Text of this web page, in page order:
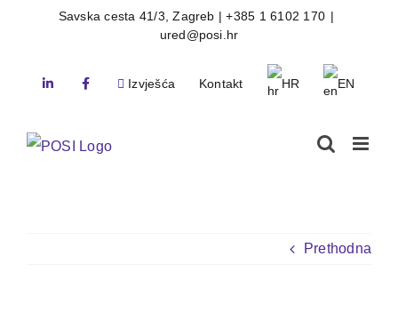
Savska cesta 41/3, Zagreb | +385 1 6102 170 |
ured@posi.hr
Izvješća Kontakt HR EN
Prethodna